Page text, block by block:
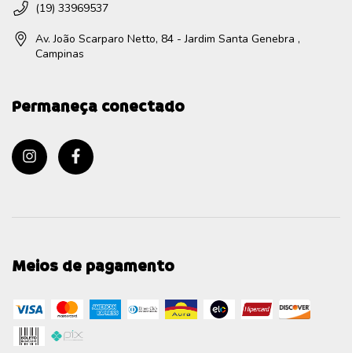
(19) 33969537
Av. João Scarparo Netto, 84 - Jardim Santa Genebra ,
Campinas
Permaneça conectado
Meios de pagamento